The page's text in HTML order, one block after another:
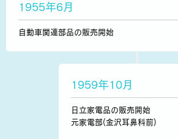
1955年6月
自動車関連部品の販売開始
1959年10月
日立家電品の販売開始
元家電部(金沢耳鼻科前)